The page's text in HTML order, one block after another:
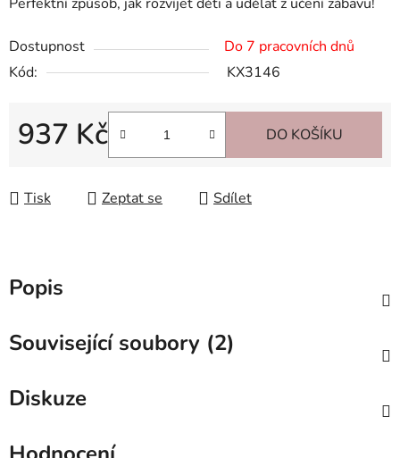
Dostupnost
Do 7 pracovních dnů
Kód:
KX3146
937 Kč DO KOŠÍKU
Tisk Zeptat se Sdílet
Popis
Související soubory (2)
Diskuze